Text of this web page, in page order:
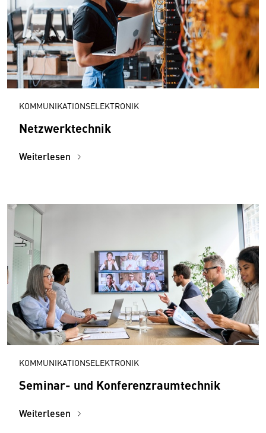
KOMMUNIKATIONSELEKTRONIK
Netzwerktechnik
Weiterlesen
KOMMUNIKATIONSELEKTRONIK
Seminar- und Konferenzraumtechnik
Weiterlesen